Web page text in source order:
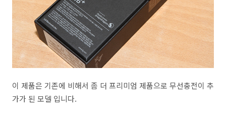
이 제품은 기존에 비해서 좀 더 프리미엄 제품으로 무선충전이 추
가가 된 모델 입니다.